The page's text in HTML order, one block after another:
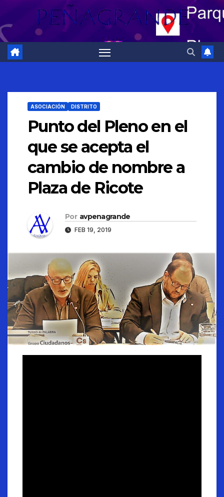
ASOCIACIÓN DISTRITO
Punto del Pleno en el
que se acepta el
cambio de nombre a
Plaza de Ricote
Por avpenagrande
FEB 19, 2019